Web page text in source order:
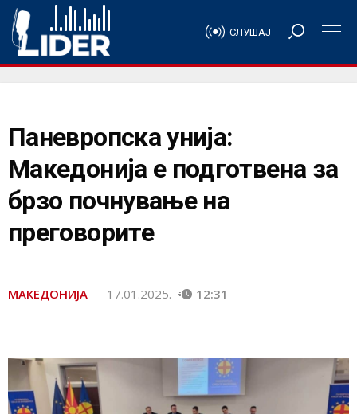
СЛУШАЈ
Паневропска унија:
Македонија е подготвена за
брзо почнување на
преговорите
МАКЕДОНИЈА 17.01.2025. 12:31